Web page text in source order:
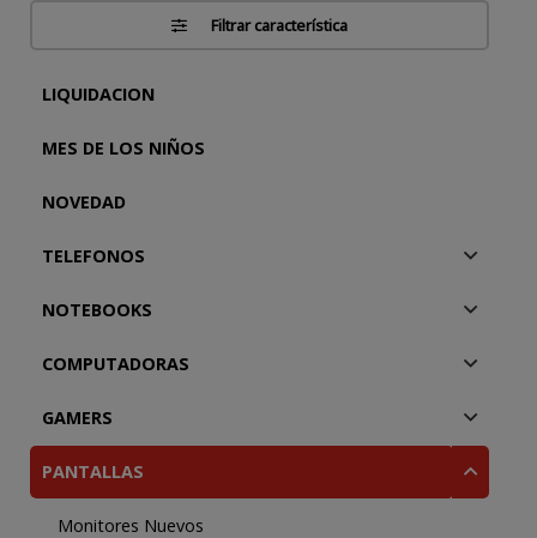
Filtrar característica
LIQUIDACION
MES DE LOS NIÑOS
NOVEDAD
TELEFONOS
NOTEBOOKS
COMPUTADORAS
GAMERS
PANTALLAS
Monitores Nuevos